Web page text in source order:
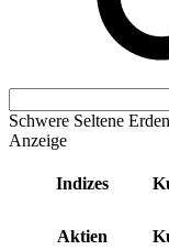
Schwere Seltene
Anzeige
Indizes
Aktien